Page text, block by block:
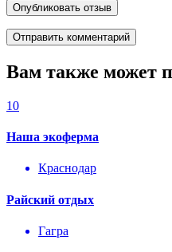
Опубликовать отзыв
Вам также может
10
Наша экоферма
Краснодар
Райский отдых
Гагра